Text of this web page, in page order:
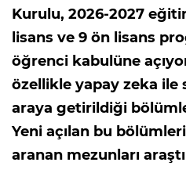
Kurulu, 2026-2027
lisans ve 9 ön lisans
öğrenci kabulüne
özellikle yapay zeka
araya getirildiği
Yeni açılan bu
aranan mezunları